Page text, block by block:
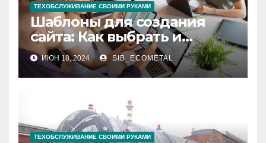
ТЕХОБСЛУЖИВАНИЕ СВОИМИ РУКАМИ
Шаблоны для создания
сайта: Как выбрать и
использовать
ИЮН 18, 2024 SIB_ECOMETAL
ТЕХОБСЛУЖИВАНИЕ СВОИМИ РУКАМИ